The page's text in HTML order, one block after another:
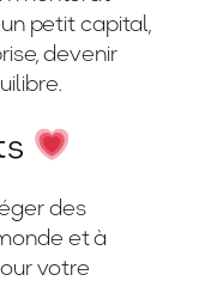
petit capital,
devenir
des
et à
votre